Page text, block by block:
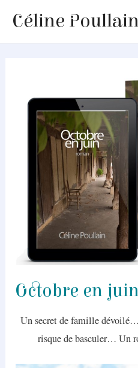
Céline Poullain
Octobre en juin
Un secret de famille
risque de basculer… Un